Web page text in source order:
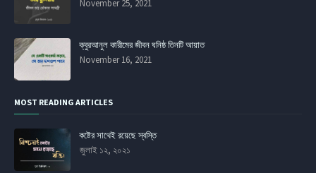
November 25, 2021
ক্বুরআনুল কারীমের জীবন ঘনিষ্ঠ তিনটি আয়াত
November 16, 2021
MOST READING ARTICLES
কষ্টের সাথেই রয়েছে স্বস্তি
জুলাই ১২, ২০২১